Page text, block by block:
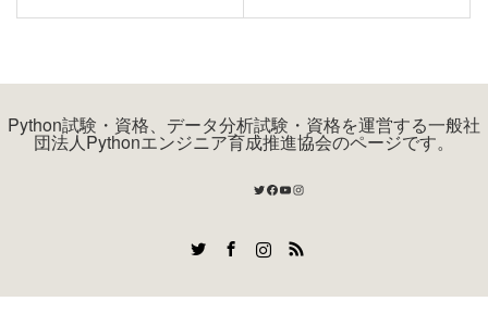
Python試験・資格、データ分析試験・資格を運営する一般社
団法人Pythonエンジニア育成推進協会のページです。
Twitter
Facebook
YouTube
Instagram
RSS